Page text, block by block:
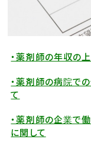
・薬剤師の年収の
・薬剤師の病院での
て
・薬剤師の企業で働
に関して